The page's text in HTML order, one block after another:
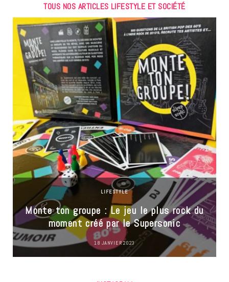
TOUS NOS ARTICLES LIFESTYLE ET SOCIÉTÉ
LIFESTYLE
Monte ton groupe : Le jeu le plus rock du
moment créé par le Supersonic
18 JANVIER 2023